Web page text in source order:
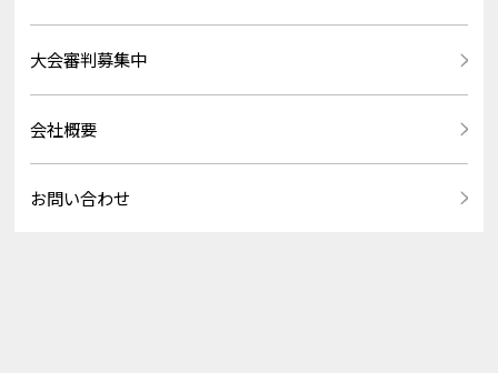
大会審判募集中
会社概要
お問い合わせ